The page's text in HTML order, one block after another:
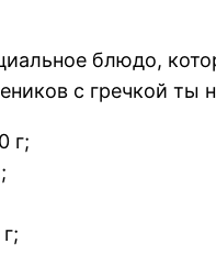
блюдо,
с гречкой ты
г;